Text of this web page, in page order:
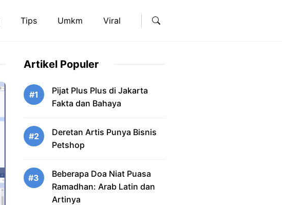
Tips Umkm Viral
Artikel Populer
#1
Pijat Plus Plus di Jakarta
Fakta dan Bahaya
#2
Deretan Artis Punya Bisnis
Petshop
#3
Beberapa Doa Niat Puasa
Ramadhan: Arab Latin dan
Artinya